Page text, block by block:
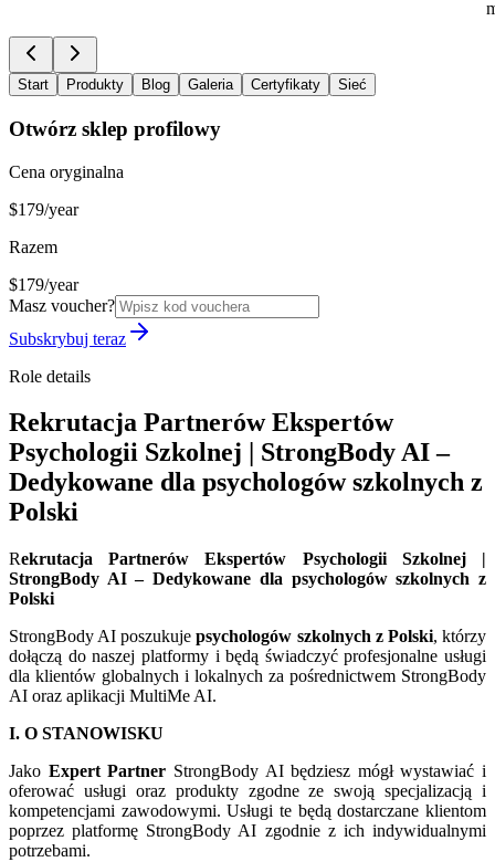
Start Produkty Blog Galeria Certyfikaty Sieć
Otwórz sklep profilowy
Cena oryginalna
$179/year
Razem
$179/year
Masz voucher?
Subskrybuj teraz
Role details
Rekrutacja Partnerów Ekspertów
Psychologii Szkolnej | StrongBody AI –
Dedykowane dla psychologów szkolnych z
Polski
Rekrutacja Partnerów Ekspertów Psychologii Szkolnej |
StrongBody AI – Dedykowane dla psychologów szkolnych z
Polski
StrongBody AI poszukujepsychologów szkolnych z Polski, którzy
dołączą do naszej platformy i będą świadczyć profesjonalne usługi
dla klientów globalnych i lokalnych za pośrednictwem StrongBody
AI oraz aplikacji MultiMe AI.
I. O STANOWISKU
Jako Expert Partner StrongBody AI będziesz mógł wystawiać i
oferować usługi oraz produkty zgodne ze swoją specjalizacją i
kompetencjami zawodowymi. Usługi te będą dostarczane klientom
poprzez platformę StrongBody AI zgodnie z ich indywidualnymi
potrzebami.